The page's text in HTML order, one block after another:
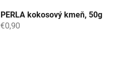
PERLA kokosový kmeň, 50g
€0,90